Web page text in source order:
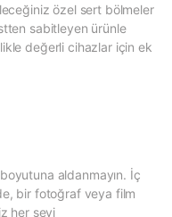
özel sert bölmeler
sabitleyen ürünle
değerli cihazlar için ek
aldanmayın. İç
bir fotoğraf veya film
her şeyi